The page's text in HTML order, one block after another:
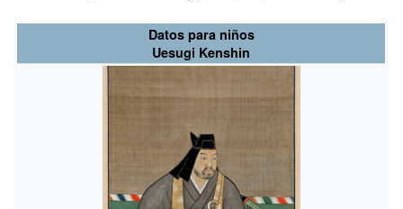
Datos para niños
Uesugi Kenshin